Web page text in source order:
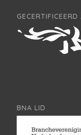
BNA LID